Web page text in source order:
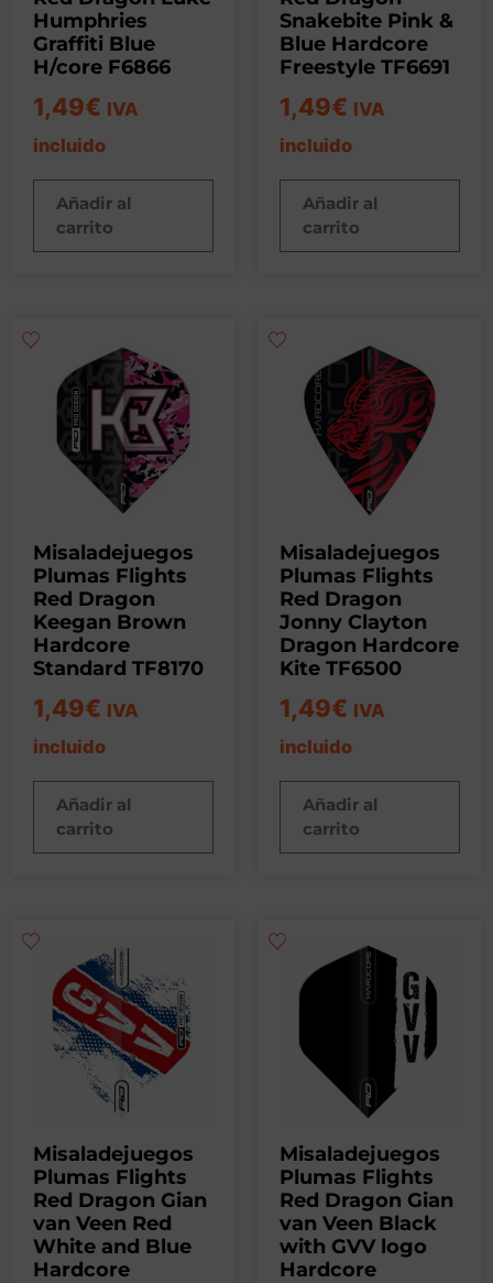
Humphries
Graffiti Blue
H/core F6866
1,49€ IVA
incluido
Añadir al
carrito
Snakebite Pink &
Blue Hardcore
Freestyle TF6691
1,49€ IVA
incluido
Añadir al
carrito
Misaladejuegos
Plumas Flights
Red Dragon
Keegan Brown
Hardcore
Standard TF8170
1,49€ IVA
incluido
Añadir al
carrito
Misaladejuegos
Plumas Flights
Red Dragon
Jonny Clayton
Dragon Hardcore
Kite TF6500
1,49€ IVA
incluido
Añadir al
carrito
Misaladejuegos
Plumas Flights
Red Dragon Gian
van Veen Red
White and Blue
Hardcore
Misaladejuegos
Plumas Flights
Red Dragon Gian
van Veen Black
with GVV logo
Hardcore